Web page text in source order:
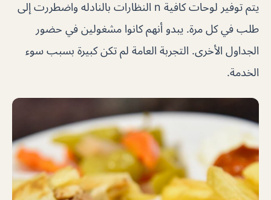
يتم توفير لوحات كافية n النظارات بالنادله واضطررت إلى
طلب في كل مرة. يبدو أنهم كانوا مشغولين في حضور
الجداول الأخرى. التجربة العامة لم تكن كبيرة بسبب سوء
الخدمة.